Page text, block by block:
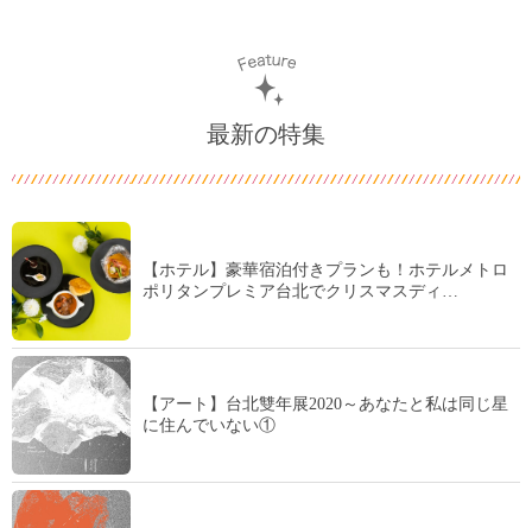
最新の特集
【ホテル】豪華宿泊付きプランも！ホテルメトロ
ポリタンプレミア台北でクリスマスディ…
【アート】台北雙年展2020～あなたと私は同じ星
に住んでいない①